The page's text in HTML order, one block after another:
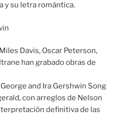
y su letra romántica.
Davis, Oscar Peterson,
han grabado obras de
and Ira Gershwin Song
con arreglos de Nelson
definitiva de las